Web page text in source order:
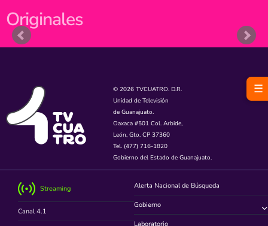
Originales
© 2026 TVCUATRO. D.R.
Unidad de Televisión
de Guanajuato.
Oaxaca #501 Col. Arbide,
León, Gto. CP 37360
Tel. (477) 716-1820
Gobierno del Estado de Guanajuato.
Streaming
Canal 4.1
Alerta Nacional de Búsqueda
Gobierno
Laboratorio
☰